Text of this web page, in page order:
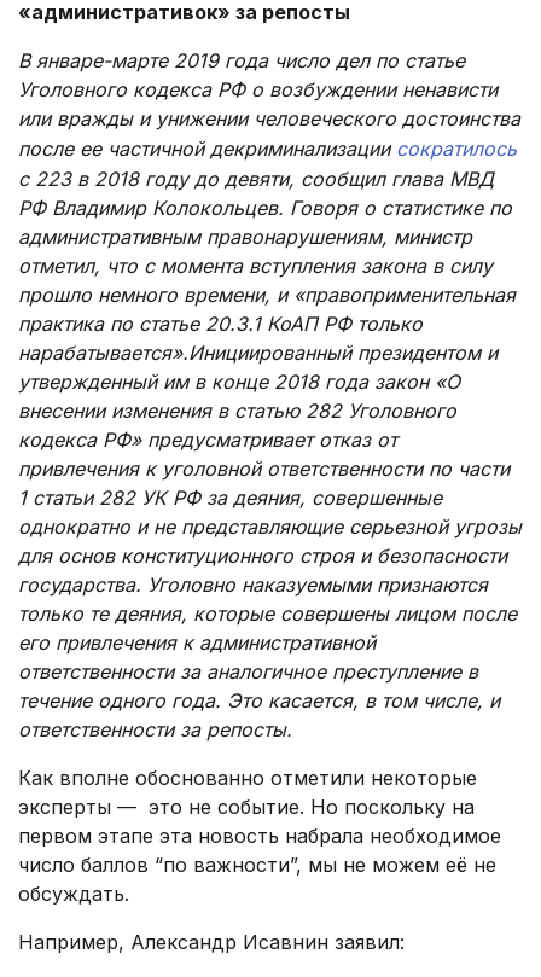
«административок» за репосты
В январе-марте 2019 года число дел по статье
Уголовного кодекса РФ о возбуждении ненависти
или вражды и унижении человеческого достоинства
после ее частичной декриминализации сократилось
с 223 в 2018 году до девяти, сообщил глава МВД
РФ Владимир Колокольцев. Говоря о статистике по
административным правонарушениям, министр
отметил, что с момента вступления закона в силу
прошло немного времени, и «правоприменительная
практика по статье 20.3.1 КоАП РФ только
нарабатывается».Инициированный президентом и
утвержденный им в конце 2018 года закон «О
внесении изменения в статью 282 Уголовного
кодекса РФ» предусматривает отказ от
привлечения к уголовной ответственности по части
1 статьи 282 УК РФ за деяния, совершенные
однократно и не представляющие серьезной угрозы
для основ конституционного строя и безопасности
государства. Уголовно наказуемыми признаются
только те деяния, которые совершены лицом после
его привлечения к административной
ответственности за аналогичное преступление в
течение одного года. Это касается, в том числе, и
ответственности за репосты.
Как вполне обоснованно отметили некоторые
эксперты — это не событие. Но поскольку на
первом этапе эта новость набрала необходимое
число баллов “по важности”, мы не можем её не
обсуждать.
Например, Александр Исавнин заявил: